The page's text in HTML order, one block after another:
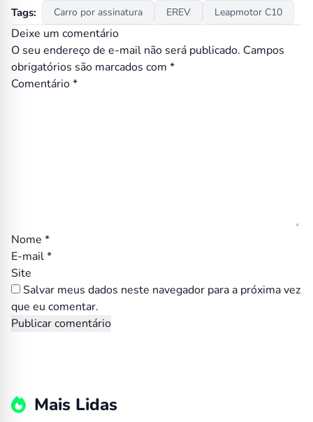
Tags: Carro por assinatura EREV Leapmotor C10
Deixe um comentário
O seu endereço de e-mail não será publicado. Campos
obrigatórios são marcados com *
Comentário*
Nome *
E-mail*
Site
Salvar meus dados neste navegador para a próxima vez
que eu comentar.
Mais Lidas